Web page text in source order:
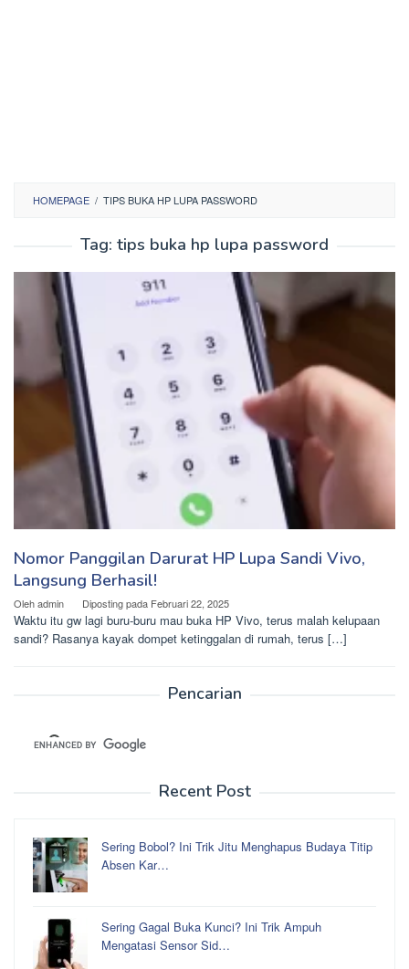
HOMEPAGE / TIPS BUKA HP LUPA PASSWORD
Tag: tips buka hp lupa password
Nomor Panggilan Darurat HP Lupa Sandi Vivo,
Langsung Berhasil!
Olehadmin Diposting pada Februari 22, 2025
Waktu itu gw lagi buru-buru mau buka HP Vivo, terus malah kelupaan
sandi? Rasanya kayak dompet ketinggalan di rumah, terus […]
Pencarian
Recent Post
Sering Bobol? Ini Trik Jitu Menghapus Budaya Titip
Absen Kar…
Sering Gagal Buka Kunci? Ini Trik Ampuh
Mengatasi Sensor Sid…